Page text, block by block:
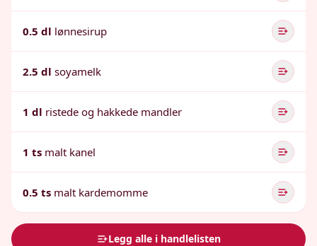
0.5 dl lønnesirup
2.5 dl soyamelk
1 dl ristede og hakkede mandler
1 ts malt kanel
0.5 ts malt kardemomme
Legg alle i handlelisten